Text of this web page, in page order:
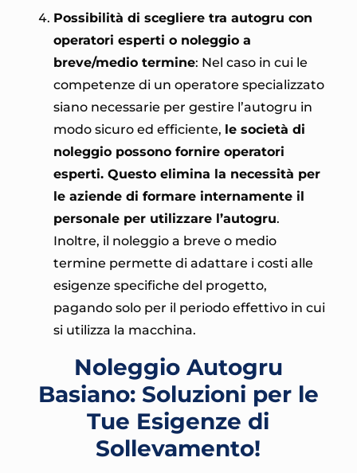
Possibilità di scegliere tra autogru con
operatori esperti o noleggio a
breve/medio termine: Nel caso in cui le
competenze di un operatore specializzato
siano necessarie per gestire l’autogru in
modo sicuro ed efficiente, le società di
noleggio possono fornire operatori
esperti. Questo elimina la necessità per
le aziende di formare internamente il
personale per utilizzare l’autogru.
Inoltre, il noleggio a breve o medio
termine permette di adattare i costi alle
esigenze specifiche del progetto,
pagando solo per il periodo effettivo in cui
si utilizza la macchina.
Noleggio Autogru
Basiano: Soluzioni per le
Tue Esigenze di
Sollevamento!